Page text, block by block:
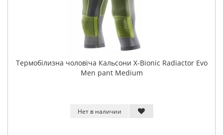
Термобілизна чоловіча Кальсони X-Bionic Radiactor Evo
Men pant Medium
Нет в наличии